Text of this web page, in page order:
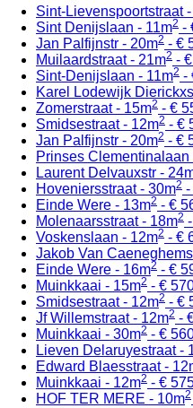
Sint-Lievenspoortstraat
Sint Denijslaan - 11m2 -
Jan Palfijnstr - 20m2 - €
Muilaardstraat - 21m2 -
Sint-Denijslaan - 11m2 -
Karel Lodewijk
Zomerstraat - 15m2 - €
Smidsestraat - 12m2 - €
Jan Palfijnstr - 20m2 - €
Prinses Clementinalaan
Laurent Delvauxstr -
Hoveniersstraat - 30m2 -
Einde Were - 13m2 - €
Molenaarsstraat - 18m2
Voskenslaan - 12m2 - €
Jakob Van
Einde Were - 16m2 - €
Muinkkaai - 15m2 - €
Smidsestraat - 12m2 - €
Jf Willemstraat - 12m2 -
Muinkkaai - 30m2 - €
Lieven Delaruyestraat -
Edward Blaesstraat -
Muinkkaai - 12m2 - €
HOF TER MERE - 10m2